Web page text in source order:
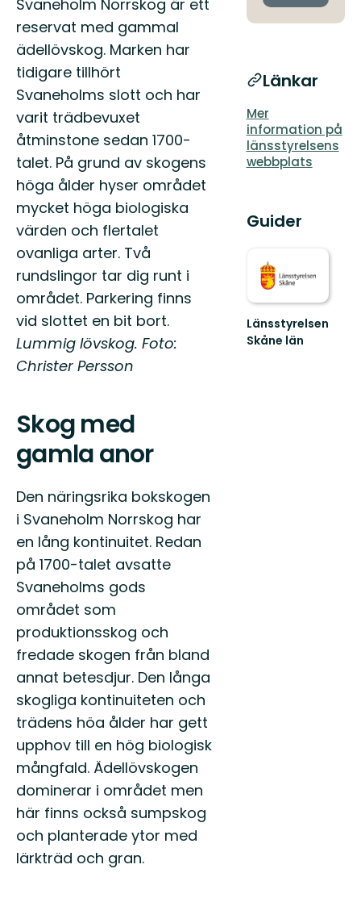
Svaneholm Norrskog är ett
reservat med gammal
ädellövskog. Marken har
tidigare tillhört
Svaneholms slott och har
varit trädbevuxet
åtminstone sedan 1700-
talet. På grund av skogens
höga ålder hyser området
mycket höga biologiska
värden och flertalet
ovanliga arter. Två
rundslingor tar dig runt i
området. Parkering finns
vid slottet en bit bort.
Lummig lövskog. Foto:
Christer Persson
Skog med
gamla anor
Den näringsrika bokskogen
i Svaneholm Norrskog har
en lång kontinuitet. Redan
på 1700-talet avsatte
Svaneholms gods
området som
produktionsskog och
fredade skogen från bland
annat betesdjur. Den långa
skogliga kontinuiteten och
trädens höa ålder har gett
upphov till en hög biologisk
mångfald. Ädellövskogen
dominerar i området men
här finns också sumpskog
och planterade ytor med
lärkträd och gran.
Länkar
Mer
information på
länsstyrelsens
webbplats
Guider
Länsstyrelsen
Skåne län